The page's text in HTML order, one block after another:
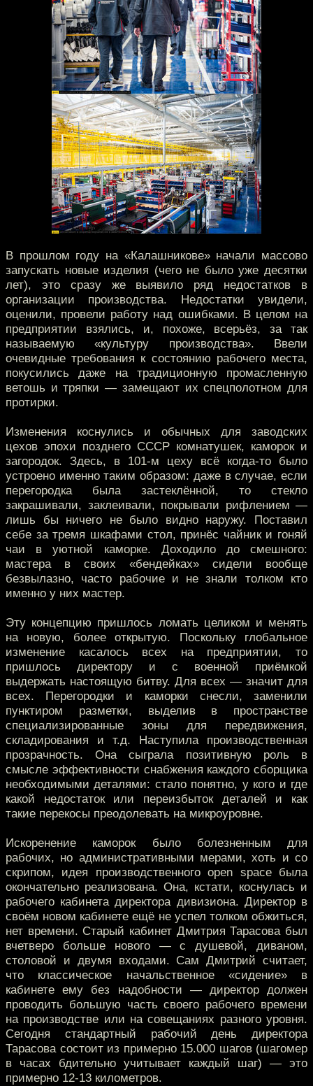
В прошлом году на «Калашникове» начали массово
запускать новые изделия (чего не было уже десятки
лет), это сразу же выявило ряд недостатков в
организации производства. Недостатки увидели,
оценили, провели работу над ошибками. В целом на
предприятии взялись, и, похоже, всерьёз, за так
называемую «культуру производства». Ввели
очевидные требования к состоянию рабочего места,
покусились даже на традиционную промасленную
ветошь и тряпки — замещают их спецполотном для
протирки.
Изменения коснулись и обычных для заводских
цехов эпохи позднего СССР комнатушек, каморок и
загородок. Здесь, в 101-м цеху всё когда-то было
устроено именно таким образом: даже в случае, если
перегородка была застеклённой, то стекло
закрашивали, заклеивали, покрывали рифлением —
лишь бы ничего не было видно наружу. Поставил
себе за тремя шкафами стол, принёс чайник и гоняй
чаи в уютной каморке. Доходило до смешного:
мастера в своих «бендейках» сидели вообще
безвылазно, часто рабочие и не знали толком кто
именно у них мастер.
Эту концепцию пришлось ломать целиком и менять
на новую, более открытую. Поскольку глобальное
изменение касалось всех на предприятии, то
пришлось директору и с военной приёмкой
выдержать настоящую битву. Для всех — значит для
всех. Перегородки и каморки снесли, заменили
пунктиром разметки, выделив в пространстве
специализированные зоны для передвижения,
складирования и т.д. Наступила производственная
прозрачность. Она сыграла позитивную роль в
смысле эффективности снабжения каждого сборщика
необходимыми деталями: стало понятно, у кого и где
какой недостаток или переизбыток деталей и как
такие перекосы преодолевать на микроуровне.
Искоренение каморок было болезненным для
рабочих, но административными мерами, хоть и со
скрипом, идея производственного open space была
окончательно реализована. Она, кстати, коснулась и
рабочего кабинета директора дивизиона. Директор в
своём новом кабинете ещё не успел толком обжиться,
нет времени. Старый кабинет Дмитрия Тарасова был
вчетверо больше нового — с душевой, диваном,
столовой и двумя входами. Сам Дмитрий считает,
что классическое начальственное «сидение» в
кабинете ему без надобности — директор должен
проводить большую часть своего рабочего времени
на производстве или на совещаниях разного уровня.
Сегодня стандартный рабочий день директора
Тарасова состоит из примерно 15.000 шагов (шагомер
в часах бдительно учитывает каждый шаг) — это
примерно 12-13 километров.